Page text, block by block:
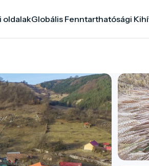
oldalakGlobális Fenntarthatósági